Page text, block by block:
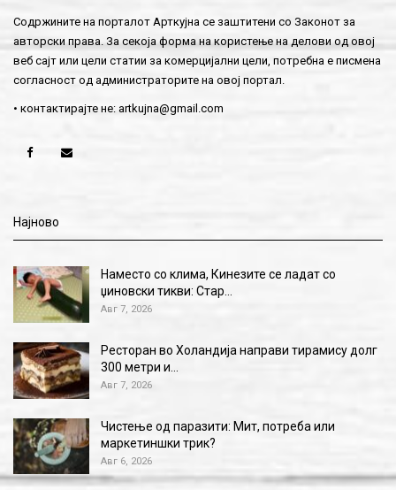
Содржините на порталот Арткујна се заштитени со Законот за
авторски права. За секоја форма на користење на делови од овој
веб сајт или цели статии за комерцијални цели, потребна е писмена
согласност од администраторите на овој портал.
• контактирајте не: artkujna@gmail.com
Најново
Наместо со клима, Кинезите се ладат со
џиновски тикви: Стар…
Авг 7, 2026
Ресторан во Холандија направи тирамису долг
300 метри и…
Авг 7, 2026
Чистење од паразити: Мит, потреба или
маркетиншки трик?
Авг 6, 2026